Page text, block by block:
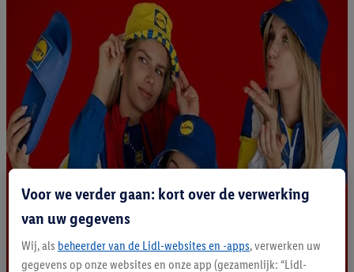
Voor we verder gaan: kort over de verwerking
van uw gegevens
Wij, als beheerder van de Lidl-websites en -apps, verwerken uw
gegevens op onze websites en onze app (gezamenlijk: “Lidl-